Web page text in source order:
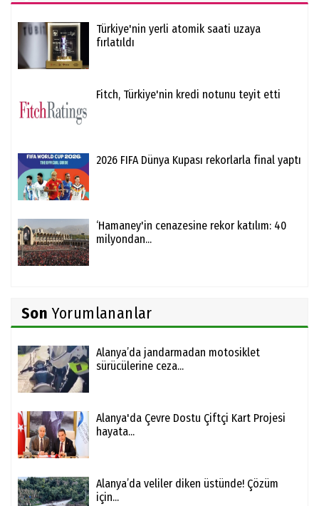
Türkiye'nin yerli atomik saati uzaya
fırlatıldı
Fitch, Türkiye'nin kredi notunu teyit etti
2026 FIFA Dünya Kupası rekorlarla final yaptı
‘Hamaney'in cenazesine rekor katılım: 40
milyondan...
Son Yorumlananlar
Alanya’da jandarmadan motosiklet
sürücülerine ceza...
Alanya'da Çevre Dostu Çiftçi Kart Projesi
hayata...
Alanya’da veliler diken üstünde! Çözüm
için...